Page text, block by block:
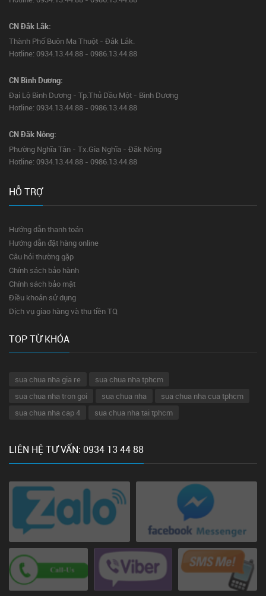
CN Đắk Lắk:
Thành Phố Buôn Ma Thuột - Đắk Lắk.
Hotline: 0934.13.44.88 - 0986.13.44.88
CN Bình Dương:
Đại Lộ Bình Dương - Tp.Thủ Dầu Một - Bình Dương
Hotline: 0934.13.44.88 - 0986.13.44.88
CN Đăk Nông:
Phường Nghĩa Tân - Tx.Gia Nghĩa - Đăk Nông
Hotline: 0934.13.44.88 - 0986.13.44.88
HỖ TRỢ
Hướng dẫn thanh toán
Hướng dẫn đặt hàng online
Câu hỏi thường gặp
Chính sách bảo hành
Chính sách bảo mật
Điều khoản sử dụng
Dịch vụ giao hàng và thu tiền TQ
TOP TỪ KHÓA
sua chua nha gia re
sua chua nha tphcm
sua chua nha tron goi
sua chua nha
sua chua nha cua tphcm
sua chua nha cap 4
sua chua nha tai tphcm
LIÊN HỆ TƯ VẤN: 0934 13 44 88